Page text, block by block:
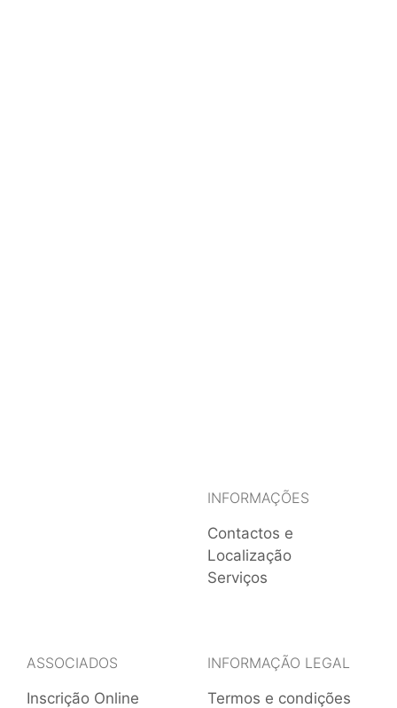
INFORMAÇÕES
Contactos e
Localização
Serviços
ASSOCIADOS
Inscrição Online
INFORMAÇÃO LEGAL
Termos e condições